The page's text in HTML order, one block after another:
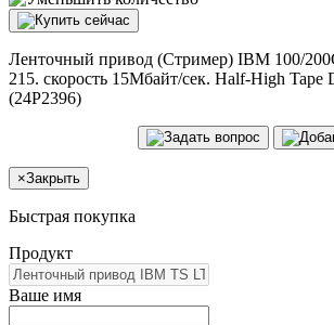
Ленточный привод (Стример) IBM 100/
215. скорость 15Мбайт/сек. Half-High Tape
(24P2396)
×Закрыть
Быстрая покупка
Продукт
Ваше имя